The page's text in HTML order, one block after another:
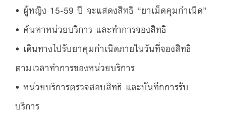
• ผู้หญิง 15-59 ปี จะแสดงสิทธิ “ยาเม็ดคุมกำเนิด”
• ค้นหาหน่วยบริการ และทำการจองสิทธิ
• เดินทางไปรับยาคุมกำเนิดภายในวันที่จองสิทธิ
ตามเวลาทำการของหน่วยบริการ
• หน่วยบริการตรวจสอบสิทธิ และบันทึกการรับ
บริการ